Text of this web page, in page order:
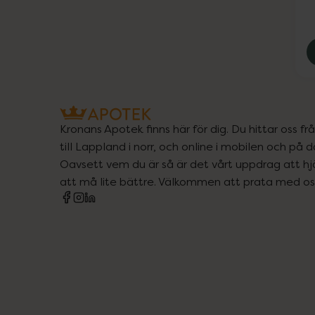
Kronans Apotek finns här för dig. Du hittar oss
till Lappland i norr, och online i mobilen och på
Oavsett vem du är så är det vårt uppdrag att
att må lite bättre. Välkommen att prata med